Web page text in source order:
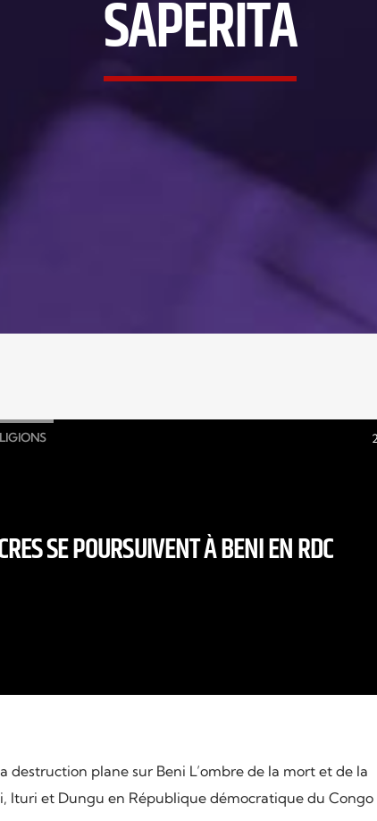
SAPERITA
SE POURSUIVENT À BENI EN RDC
destruction plane sur Beni L’ombre de la mort et de la
Ituri et Dungu en République démocratique du Congo